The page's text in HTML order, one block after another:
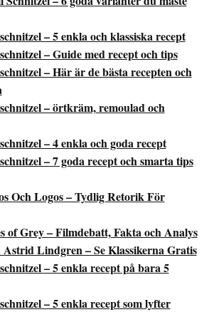
– 5 enkla och klassiska recept
– Guide med recept och tips
– Här är de bästa recepten och
– örtkräm, remoulad och
– 4 enkla och goda recept
– 7 goda recept och smarta tips
Och Logos – Tydlig Retorik För
of Grey – Filmdebatt, Fakta och Analys
Lindgren – Se Klassikerna Gratis
– 5 enkla recept på bara 5
– 5 enkla recept som lyfter